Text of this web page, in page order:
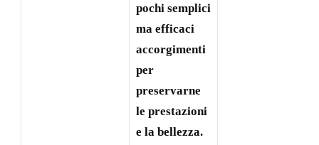
pochi semplici
ma efficaci
accorgimenti
per
preservarne
le prestazioni
e la bellezza.